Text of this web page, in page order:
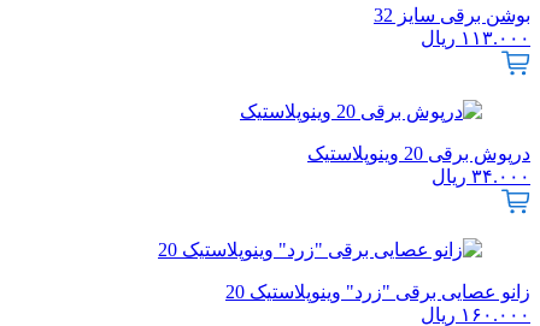
بوشن برقی سایز 32
۱۱۳.۰۰۰ ریال
درپوش برقی 20 وینوپلاستیک
۳۴.۰۰۰ ریال
زانو عصایی برقی "زرد" وینوپلاستیک 20
۱۶۰.۰۰۰ ریال